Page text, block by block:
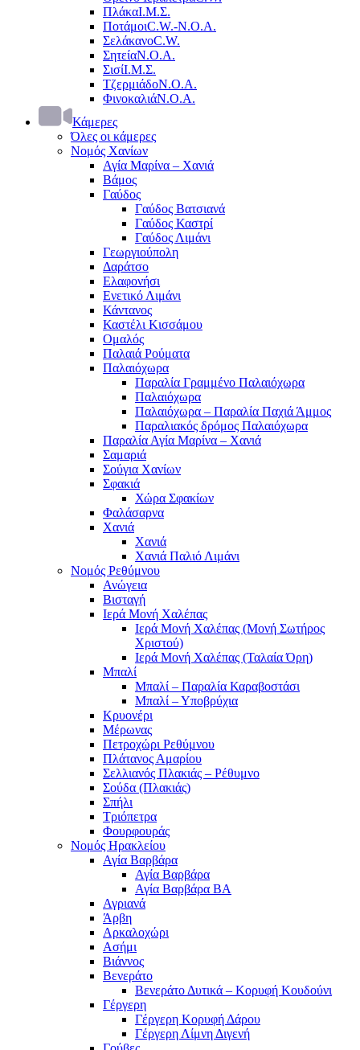
ΠλάκαΙ.Μ.Σ.
ΠοτάμοιC.W.-Ν.Ο.Α.
ΣελάκανοC.W.
ΣητείαΝ.Ο.Α.
ΣισίΙ.Μ.Σ.
ΤζερμιάδοΝ.Ο.Α.
ΦινοκαλιάΝ.Ο.Α.
Κάμερες
Όλες οι κάμερες
Νομός Χανίων
Αγία Μαρίνα – Χανιά
Βάμος
Γαύδος
Γαύδος Βατσιανά
Γαύδος Καστρί
Γαύδος Λιμάνι
Γεωργιούπολη
Δαράτσο
Ελαφονήσι
Ενετικό Λιμάνι
Κάντανος
Καστέλι Κισσάμου
Ομαλός
Παλαιά Ρούματα
Παλαιόχωρα
Παραλία Γραμμένο Παλαιόχωρα
Παλαιόχωρα
Παλαιόχωρα – Παραλία Παχιά Άμμος
Παραλιακός δρόμος Παλαιόχωρα
Παραλία Αγία Μαρίνα – Χανιά
Σαμαριά
Σούγια Χανίων
Σφακιά
Χώρα Σφακίων
Φαλάσαρνα
Χανιά
Χανιά
Χανιά Παλιό Λιμάνι
Νομός Ρεθύμνου
Ανώγεια
Βισταγή
Ιερά Μονή Χαλέπας
Ιερά Μονή Χαλέπας (Μονή Σωτήρος
Χριστού)
Ιερά Μονή Χαλέπας (Ταλαία Όρη)
Μπαλί
Μπαλί – Παραλία Καραβοστάσι
Μπαλί – Υποβρύχια
Κρυονέρι
Μέρωνας
Πετροχώρι Ρεθύμνου
Πλάτανος Αμαρίου
Σελλιανός Πλακιάς – Ρέθυμνο
Σούδα (Πλακιάς)
Σπήλι
Τριόπετρα
Φουρφουράς
Νομός Ηρακλείου
Αγία Βαρβάρα
Αγία Βαρβάρα
Αγία Βαρβάρα ΒΑ
Αγριανά
Άρβη
Αρκαλοχώρι
Ασήμι
Βιάννος
Βενεράτο
Βενεράτο Δυτικά – Κορυφή Κουδούνι
Γέργερη
Γέργερη Κορυφή Δάρου
Γέργερη Λίμνη Διγενή